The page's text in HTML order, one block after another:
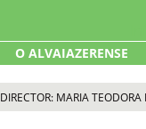
O ALVAIAZERENSE
DIRECTOR: MARIA TEODORA